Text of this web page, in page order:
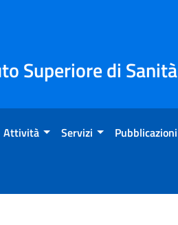
Superiore di Sanità
Attività Servizi Pubblicazioni